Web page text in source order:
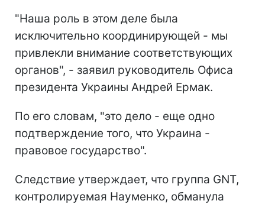
"Наша роль в этом деле была
исключительно координирующей - мы
привлекли внимание соответствующих
органов", - заявил руководитель Офиса
президента Украины Андрей Ермак.
По его словам, "это дело - еще одно
подтверждение того, что Украина -
правовое государство".
Следствие утверждает, что группа GNT,
контролируемая Науменко, обманула